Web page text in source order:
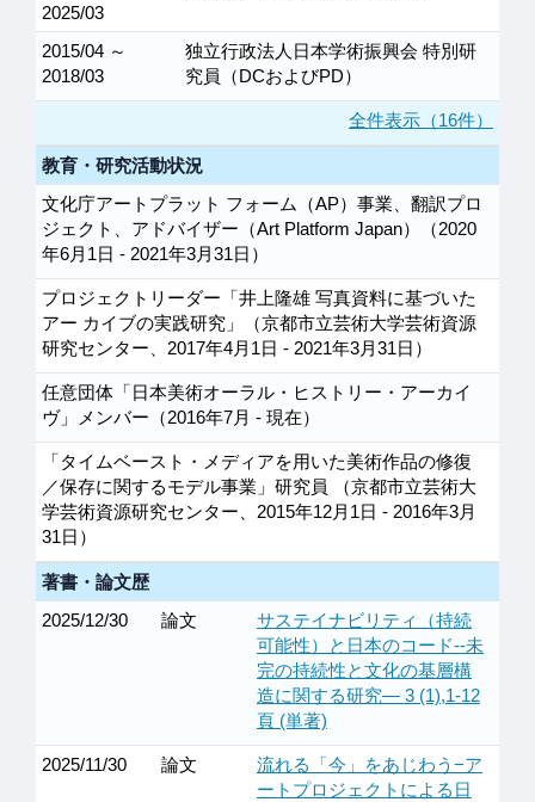
2025/03
2015/04 ～
2018/03
独立行政法人日本学術振興会 特別研
究員（DCおよびPD）
全件表示（16件）
教育・研究活動状況
文化庁アートプラット フォーム（AP）事業、翻訳プロ
ジェクト、アドバイザー（Art Platform Japan）（2020
年6月1日 - 2021年3月31日）
プロジェクトリーダー「井上隆雄 写真資料に基づいた
アー カイブの実践研究」（京都市立芸術大学芸術資源
研究センター、2017年4月1日 - 2021年3月31日）
任意団体「日本美術オーラル・ヒストリー・アーカイ
ヴ」メンバー（2016年7月 - 現在）
「タイムベースト・メディアを用いた美術作品の修復
／保存に関するモデル事業」研究員 （京都市立芸術大
学芸術資源研究センター、2015年12月1日 - 2016年3月
31日）
著書・論文歴
2025/12/30
論文
サステイナビリティ（持続
可能性）と日本のコード--未
完の持続性と文化の基層構
造に関する研究— 3 (1),1-12
頁 (単著)
2025/11/30 論文
流れる「今」をあじわう−ア
ートプロジェクトによる日